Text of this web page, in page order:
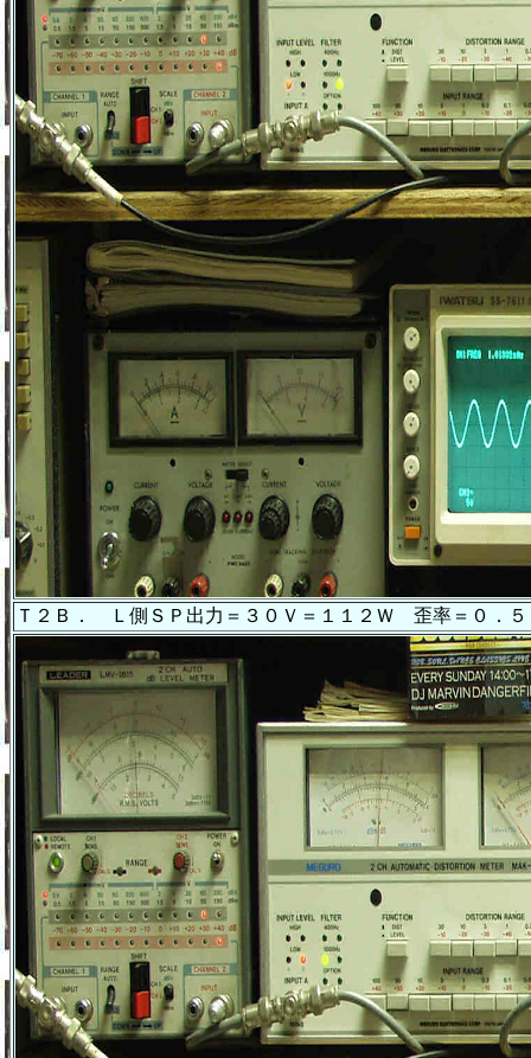
Ｔ２Ｂ． Ｌ側ＳＰ出力＝３０Ｖ＝１１２Ｗ 歪率＝０．